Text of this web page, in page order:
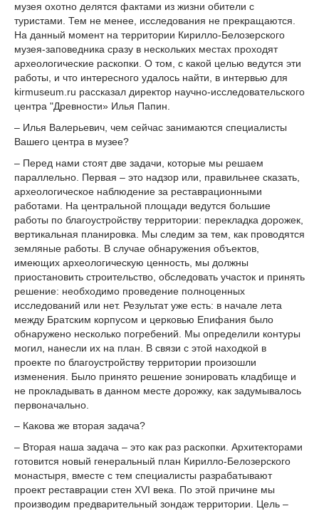
музея охотно делятся фактами из жизни обители с
туристами. Тем не менее, исследования не прекращаются.
На данный момент на территории Кирилло-Белозерского
музея-заповедника сразу в нескольких местах проходят
археологические раскопки. О том, с какой целью ведутся эти
работы, и что интересного удалось найти, в интервью для
kirmuseum.ru рассказал директор научно-исследовательского
центра "Древности» Илья Папин.
– Илья Валерьевич, чем сейчас занимаются специалисты
Вашего центра в музее?
– Перед нами стоят две задачи, которые мы решаем
параллельно. Первая – это надзор или, правильнее сказать,
археологическое наблюдение за реставрационными
работами. На центральной площади ведутся большие
работы по благоустройству территории: перекладка дорожек,
вертикальная планировка. Мы следим за тем, как проводятся
земляные работы. В случае обнаружения объектов,
имеющих археологическую ценность, мы должны
приостановить строительство, обследовать участок и принять
решение: необходимо проведение полноценных
исследований или нет. Результат уже есть: в начале лета
между Братским корпусом и церковью Епифания было
обнаружено несколько погребений. Мы определили контуры
могил, нанесли их на план. В связи с этой находкой в
проекте по благоустройству территории произошли
изменения. Было принято решение зонировать кладбище и
не прокладывать в данном месте дорожку, как задумывалось
первоначально.
– Какова же вторая задача?
– Вторая наша задача – это как раз раскопки. Архитекторами
готовится новый генеральный план Кирилло-Белозерского
монастыря, вместе с тем специалисты разрабатывают
проект реставрации стен XVI века. По этой причине мы
производим предварительный зондаж территории. Цель –